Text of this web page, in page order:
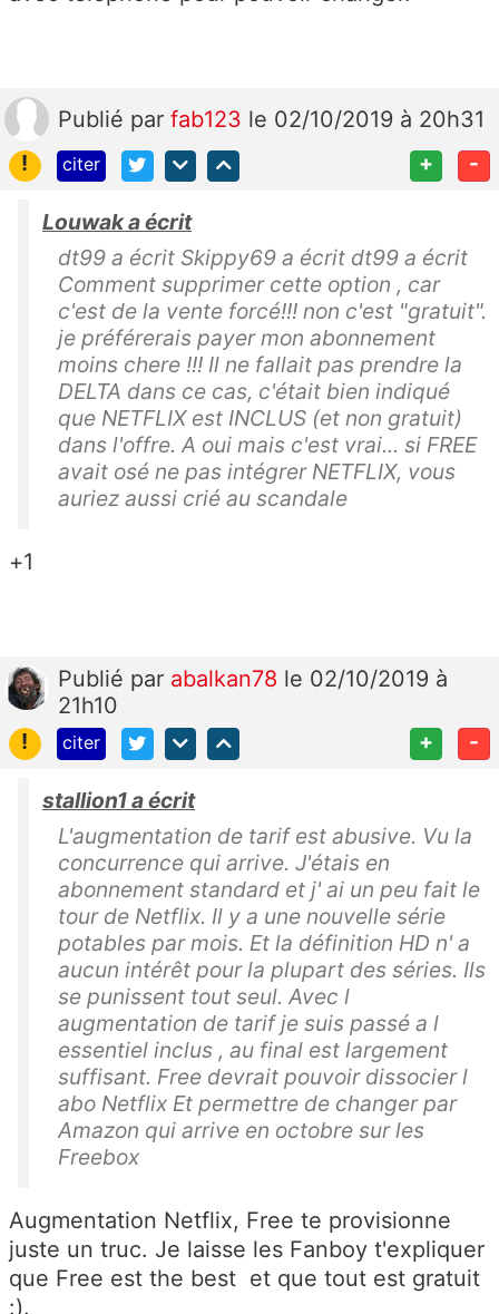
Publié par fab123 le 02/10/2019 à 20h31
!
citer + -
Louwak a écrit
dt99 a écrit Skippy69 a écrit dt99 a écrit
Comment supprimer cette option , car
c'est de la vente forcé!!! non c'est "gratuit".
je préférerais payer mon abonnement
moins chere !!! Il ne fallait pas prendre la
DELTA dans ce cas, c'était bien indiqué
que NETFLIX est INCLUS (et non gratuit)
dans l'offre. A oui mais c'est vrai... si FREE
avait osé ne pas intégrer NETFLIX, vous
auriez aussi crié au scandale
+1
Publié par abalkan78 le 02/10/2019 à
21h10
!
citer + -
stallion1 a écrit
L'augmentation de tarif est abusive. Vu la
concurrence qui arrive. J'étais en
abonnement standard et j' ai un peu fait le
tour de Netflix. Il y a une nouvelle série
potables par mois. Et la définition HD n' a
aucun intérêt pour la plupart des séries. Ils
se punissent tout seul. Avec l
augmentation de tarif je suis passé a l
essentiel inclus , au final est largement
suffisant. Free devrait pouvoir dissocier l
abo Netflix Et permettre de changer par
Amazon qui arrive en octobre sur les
Freebox
Augmentation Netflix, Free te provisionne
juste un truc. Je laisse les Fanboy t'expliquer
que Free est the best et que tout est gratuit
:).